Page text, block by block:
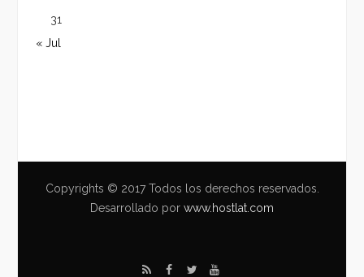
31
« Jul
Copyrights © 2017 Todos los derechos reservados.
Desarrollado por www.hostlat.com
R F T Y